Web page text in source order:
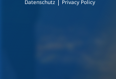
Datenschutz
Privacy Policy